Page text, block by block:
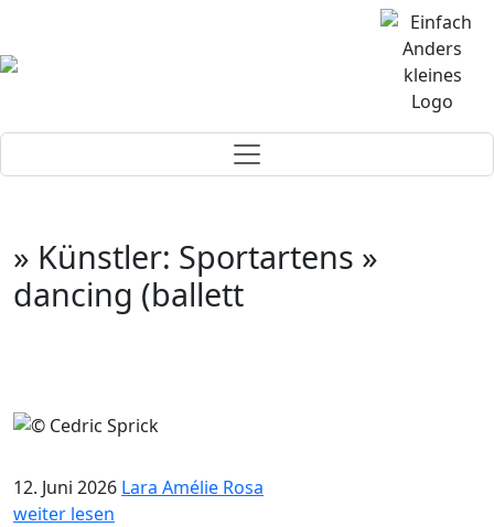
» Künstler: Sportartens »
dancing (ballett
12. Juni 2026 Lara Amélie Rosa
weiter lesen